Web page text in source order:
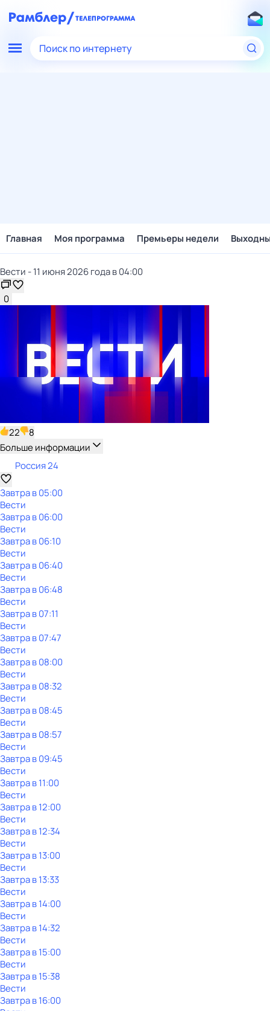
Поиск по интернету
Главная Моя программа Премьеры недели
Вести - 11 июня 2026 года в 04:00
0
22
8
Больше информации
Россия 24
Завтра в 05:00
Вести
Завтра в 06:00
Вести
Завтра в 06:10
Вести
Завтра в 06:40
Вести
Завтра в 06:48
Вести
Завтра в 07:11
Вести
Завтра в 07:47
Вести
Завтра в 08:00
Вести
Завтра в 08:32
Вести
Завтра в 08:45
Вести
Завтра в 08:57
Вести
Завтра в 09:45
Вести
Завтра в 11:00
Вести
Завтра в 12:00
Вести
Завтра в 12:34
Вести
Завтра в 13:00
Вести
Завтра в 13:33
Вести
Завтра в 14:00
Вести
Завтра в 14:32
Вести
Завтра в 15:00
Вести
Завтра в 15:38
Вести
Завтра в 16:00